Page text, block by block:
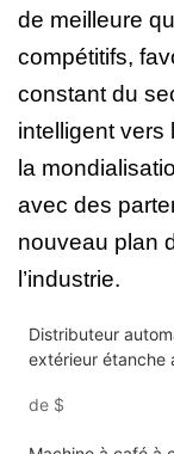
de meilleure
compétitifs,
constant du
intelligent vers
la
avec des
nouveau plan
l’industrie.
Distributeur
extérieur étanche
fleurs 24h/24 et 7j/
de $